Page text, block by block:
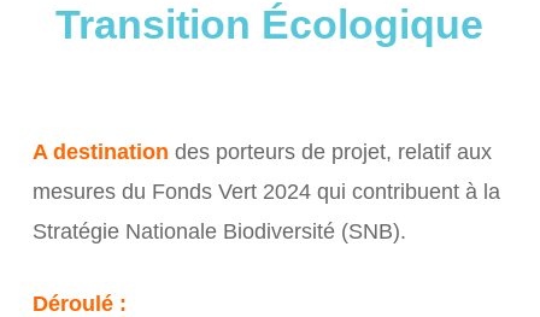
Transition Écologique
A destination des porteurs de projet, relatif aux
mesures du Fonds Vert 2024 qui contribuent à la
Stratégie Nationale Biodiversité (SNB).
Déroulé :